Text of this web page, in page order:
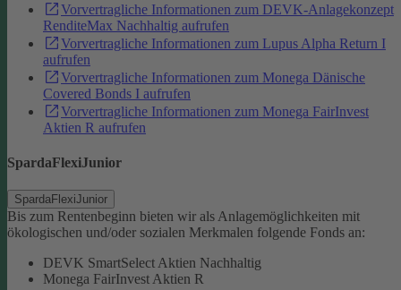
Vorvertragliche Informationen zum DEVK-Anlagekonzept
RenditeMax Nachhaltig aufrufen
Vorvertragliche Informationen zum Lupus Alpha Return I
aufrufen
Vorvertragliche Informationen zum Monega Dänische
Covered Bonds I aufrufen
Vorvertragliche Informationen zum Monega FairInvest
Aktien R aufrufen
SpardaFlexiJunior
SpardaFlexiJunior
Bis zum Rentenbeginn bieten wir als Anlagemöglichkeiten mit
ökologischen und/oder sozialen Merkmalen folgende Fonds an:
DEVK SmartSelect Aktien Nachhaltig
Monega FairInvest Aktien R